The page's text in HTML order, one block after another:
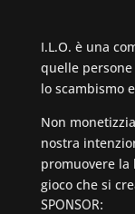
I.L.O. è una
quelle
lo scambismo
Non
nostra
promuovere la
gioco che si
SPONSOR: